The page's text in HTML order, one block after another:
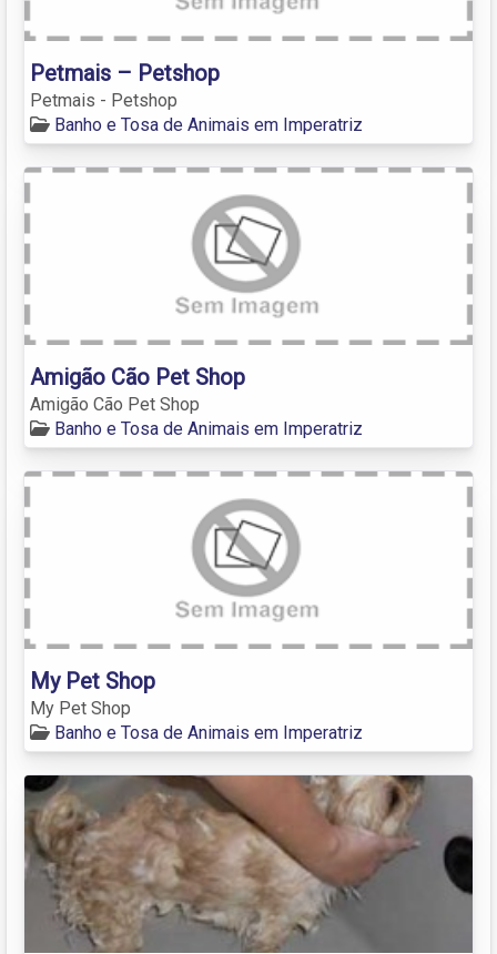
Petmais – Petshop
Petmais - Petshop
Banho e Tosa de Animais em Imperatriz
Amigão Cão Pet Shop
Amigão Cão Pet Shop
Banho e Tosa de Animais em Imperatriz
My Pet Shop
My Pet Shop
Banho e Tosa de Animais em Imperatriz